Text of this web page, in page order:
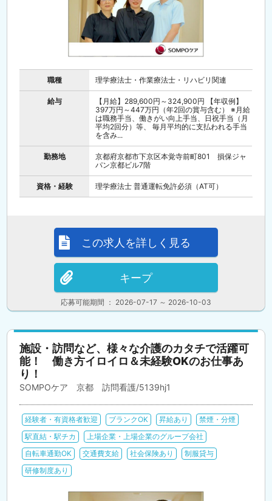
職種 理学療法士・作業療法士・リハビリ関連
給与
【月給】289,600円～324,900円 【年収例】
397万円～447万円（年2回の賞与含む） ※月給
は職務手当、働きがい向上手当、日祝手当（月
平均2回分）等、 毎月平均的に支払われる手当
を含み...
勤務地
京都府京都市下京区本覚寺前町801 損保ジャ
パン京都ビル7階
資格・経験 理学療法士 普通運転免許必須（AT可）
応募可能期間 ： 2026-07-17 ～ 2026-10-03
この求人を詳しく見る
キープ
施設・訪問など、様々な介護のカタチで活躍可
能！ 働き方イロイロ＆未経験OKのお仕事あ
り！
SOMPOケア 京都 訪問看護/5139hj1
経験者・有資格者歓迎 ブランクOK 昇給あり
禁煙・分煙
駅直結・駅チカ
上場企業・上場企業のグループ会社
自転車通勤OK
交通費支給 社会保険あり
制服貸与
研修制度あり